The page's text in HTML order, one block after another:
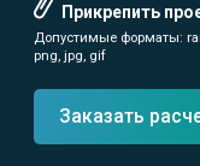
Прикрепить
Допустимые форматы:
png, jpg, gif
Заказать